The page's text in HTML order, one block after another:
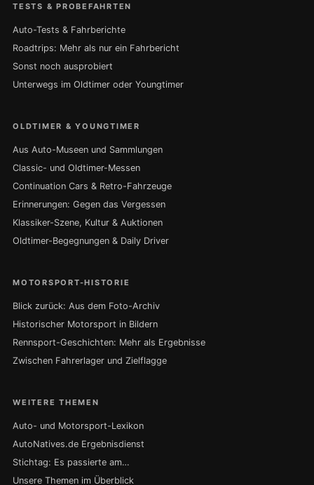
TESTS & PROBEFAHRTEN
Auto-Tests & Fahrberichte
Roadtrips: Mehr als nur ein Fahrbericht
Sonst noch ausprobiert
Unterwegs im Oldtimer oder Youngtimer
OLDTIMER & YOUNGTIMER
Aus Auto-Museen und Sammlungen
Classic- und Oldtimer-Messen
Continuation Cars & Retro-Fahrzeuge
Erinnerungen: Gegen das Vergessen
Klassiker-Szene, Kultur & Auktionen
Oldtimer-Begegnungen & Daily Driver
MOTORSPORT-HISTORIE
Blick zurück: Aus dem Foto-Archiv
Historischer Motorsport in Bildern
Rennsport-Geschichten: Mehr als Ergebnisse
Zwischen Fahrerlager und Zielflagge
WEITERE THEMEN
Auto- und Motorsport-Lexikon
AutoNatives.de Ergebnisdienst
Stichtag: Es passierte am…
Unsere Themen im Überblick